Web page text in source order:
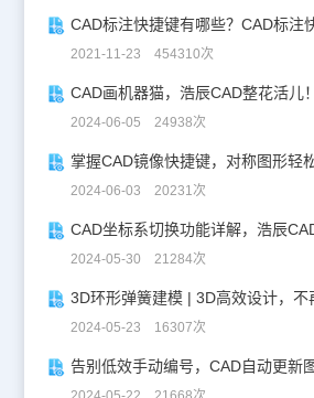
2021-11-23 454310次
CAD画机器猫，浩辰CAD整花活儿！
2024-06-05 24938次
掌握CAD镜像快捷键，对称图形轻
2024-06-03 20231次
2024-05-30 21284次
3D环形弹簧建模 | 3D高效设计，不
2024-05-23 16307次